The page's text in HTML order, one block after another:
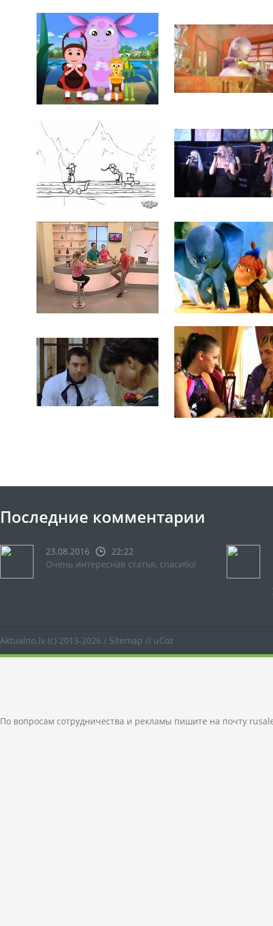
Последние комментарии
23.08.2016
22:22
Очень интересная статья, спасибо!
Aktualno.lv (c) 2013-2026 / Sitemap // uCoz
По вопросам сотрудничества и рекламы пишите на почту